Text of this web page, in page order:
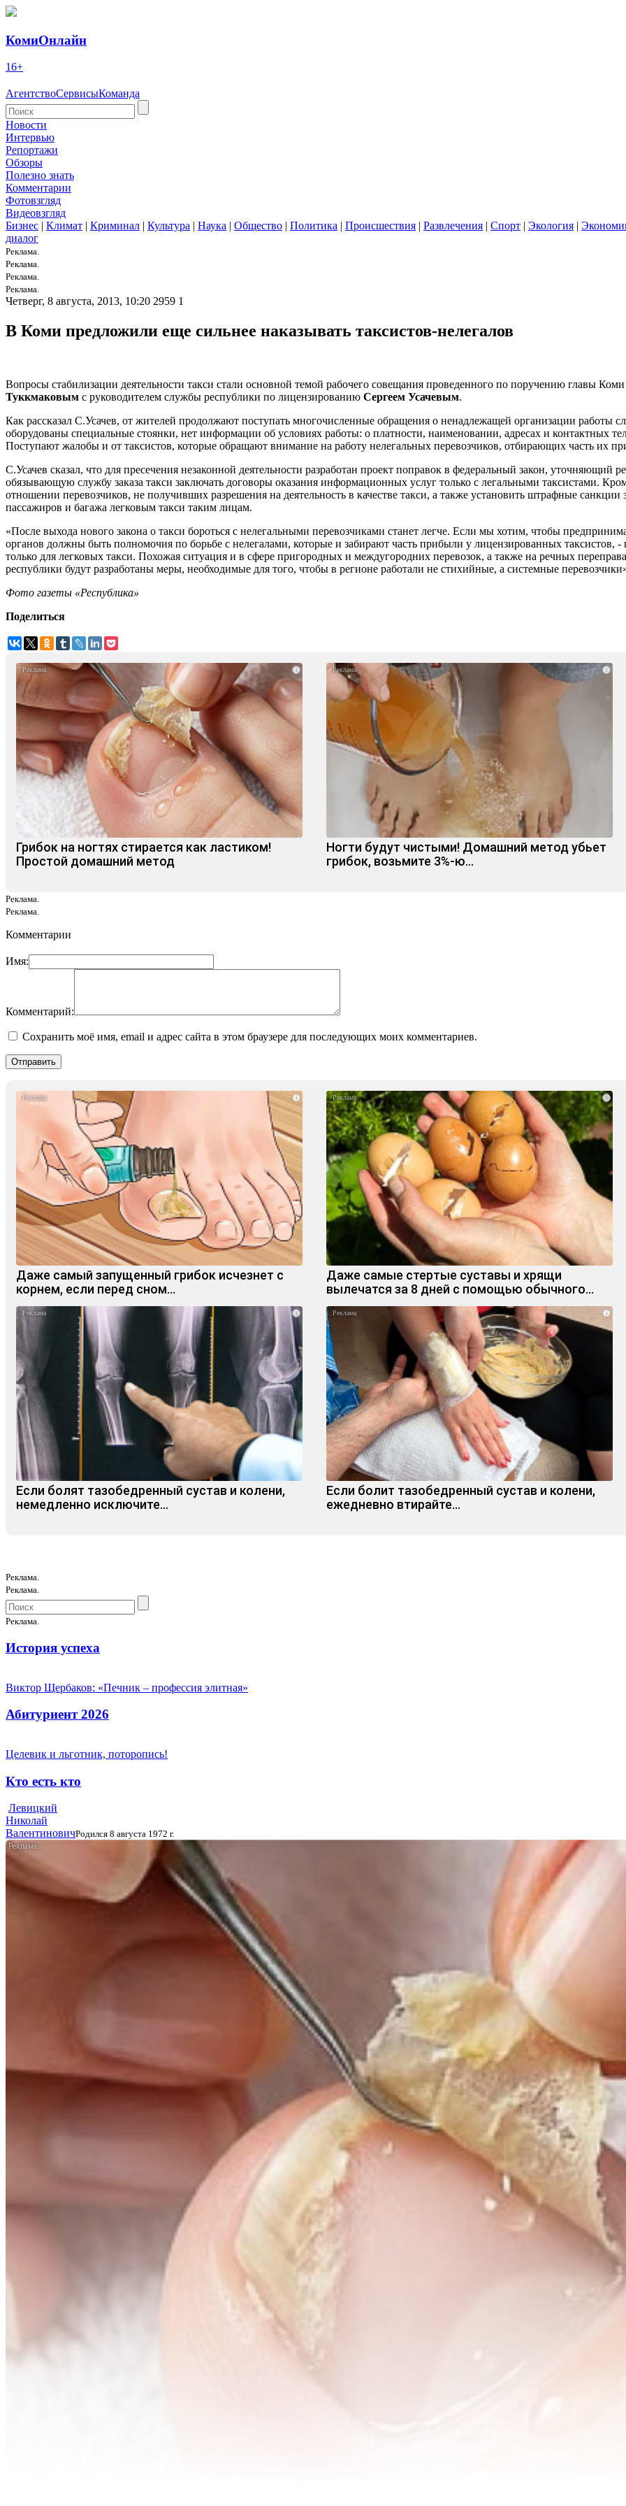
КомиОнлайн
16+
АгентствоСервисыКоманда
Новости
Интервью
Репортажи
Обзоры
Полезно знать
Комментарии
Фотовзгляд
Видеовзгляд
Бизнес | Климат | Криминал | Культура | Наука | Общество | Политика | Происшествия | Развлечения | Спорт | Экология |
диалог
Реклама.
Реклама.
Реклама.
Реклама.
Четверг, 8 августа, 2013, 10:20 2959 1
В Коми предложили еще сильнее наказывать таксистов-нелегалов
Вопросы стабилизации деятельности такси стали основной темой рабочего совещания проведенного по поручению главы
Туккмаковым с руководителем службы республики по лицензированию Сергеем Усачевым.
Как рассказал С.Усачев, от жителей продолжают поступать многочисленные обращения о ненадлежащей организации работы
оборудованы специальные стоянки, нет информации об условиях работы: о платности, наименовании, адресах и контактных
Поступают жалобы и от таксистов, которые обращают внимание на работу нелегальных перевозчиков, отбирающих часть их
С.Усачев сказал, что для пресечения незаконной деятельности разработан проект поправок в федеральный закон, уточняющий
обязывающую службу заказа такси заключать договоры оказания информационных услуг только с легальными таксистами.
отношении перевозчиков, не получивших разрешения на деятельность в качестве такси, а также установить штрафные санкции
пассажиров и багажа легковым такси таким лицам.
«После выхода нового закона о такси бороться с нелегальными перевозчиками станет легче. Если мы хотим, чтобы
органов должны быть полномочия по борьбе с нелегалами, которые и забирают часть прибыли у лицензированных таксистов,
только для легковых такси. Похожая ситуация и в сфере пригородных и междугородних перевозок, а также на речных
республики будут разработаны меры, необходимые для того, чтобы в регионе работали не стихийные, а системные
Фото газеты «Республика»
Поделиться
i
Грибок на ногтях стирается как ластиком!
Простой домашний метод
i
Ногти будут чистыми! Домашний метод убьет
грибок, возьмите 3%-ю…
Реклама.
Реклама.
Комментарии
Имя:
Комментарий:
Сохранить моё имя, email и адрес сайта в этом браузере для последующих моих комментариев.
i
Даже самый запущенный грибок исчезнет с
корнем, если перед сном…
i
Даже самые стертые суставы и хрящи
вылечатся за 8 дней с помощью обычного…
i
Если болят тазобедренный сустав и колени,
немедленно исключите...
i
Если болит тазобедренный сустав и колени,
ежедневно втирайте...
Реклама.
Реклама.
Реклама.
История успеха
Виктор Щербаков: «Печник – профессия элитная»
Абитуриент 2026
Целевик и льготник, поторопись!
Кто есть кто
Левицкий
Николай
ВалентиновичРодился 8 августа 1972 г.